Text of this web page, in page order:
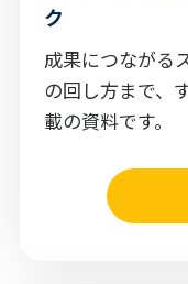
ク
成果につながる
の回し方まで、
載の資料です。